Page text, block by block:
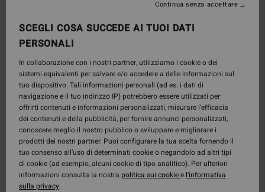
SCEGLI COSA SUCCEDE AI TUOI DATI
PERSONALI
In collaborazione con i nostri partner, utilizziamo i cookie o dei
sistemi equivalenti per salvare e/o accedere a delle informazioni sul
tuo dispositivo. Tali informazioni personali (ad es. i dati di
navigazione e il tuo indirizzo IP) potrebbero essere utilizzati per:
offrirti contenuti e informazioni personalizzati, misurare l’efficacia
dei contenuti e della pubblicità, per fornire annunci personalizzati,
conoscere meglio il nostro pubblico o sviluppare e migliorare i
prodotti dei nostri partner. Puoi configurare la tua scelta fornendo il
tuo consenso all’uso di determinati cookie o negandolo ad altri tipi
di cookie (ad esempio, alcuni cookie di tipo analitico). Per ulteriori
informazioni consulta la nostra politica sui cookiee l'informativa
sulla privacy.
Continua senza accettare